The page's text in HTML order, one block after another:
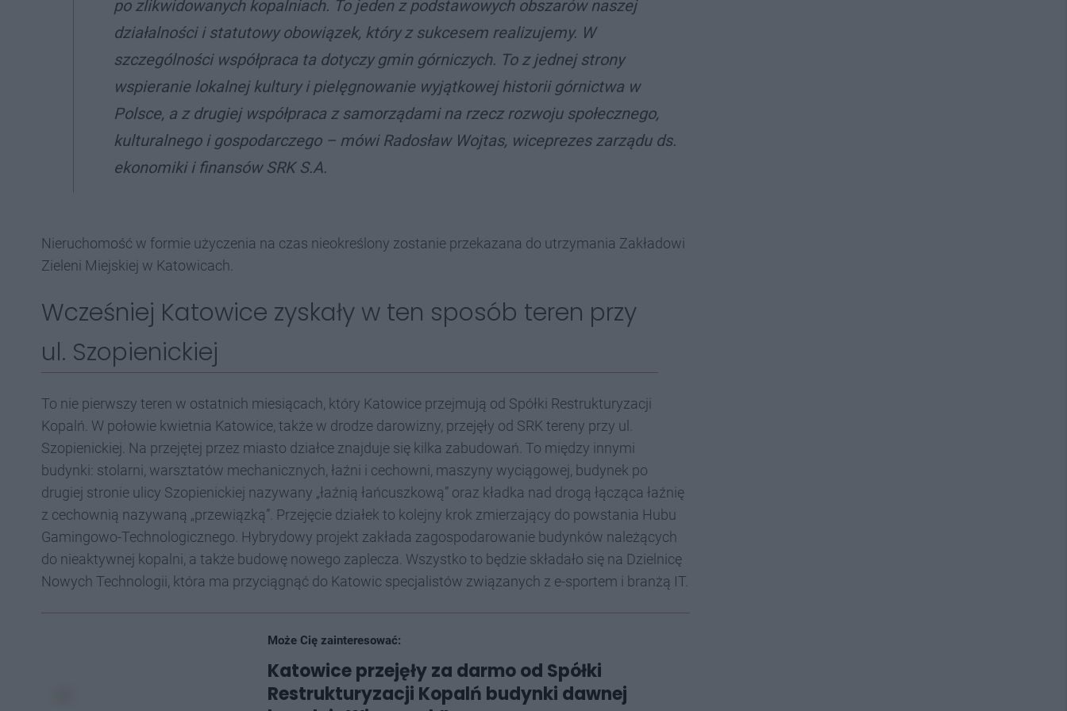
po zlikwidowanych kopalniach. To jeden z podstawowych obszarów naszej
działalności i statutowy obowiązek, który z sukcesem realizujemy. W
szczególności współpraca ta dotyczy gmin górniczych. To z jednej strony
wspieranie lokalnej kultury i pielęgnowanie wyjątkowej historii górnictwa w
Polsce, a z drugiej współpraca z samorządami na rzecz rozwoju społecznego,
kulturalnego i gospodarczego– mówi Radosław Wojtas, wiceprezes zarządu ds.
ekonomiki i finansów SRK S.A.
Nieruchomość w formie użyczenia na czas nieokreślony zostanie przekazana do utrzymania Zakładowi
Zieleni Miejskiej w Katowicach.
Wcześniej Katowice zyskały w ten sposób teren przy
ul. Szopienickiej
To nie pierwszy teren w ostatnich miesiącach, który Katowice przejmują od Spółki Restrukturyzacji
Kopalń. W połowie kwietnia Katowice, także w drodze darowizny, przejęły od SRK tereny przy ul.
Szopienickiej. Na przejętej przez miasto działce znajduje się kilka zabudowań. To między innymi
budynki: stolarni, warsztatów mechanicznych, łaźni i cechowni, maszyny wyciągowej, budynek po
drugiej stronie ulicy Szopienickiej nazywany „łaźnią łańcuszkową” oraz kładka nad drogą łącząca łaźnię
z cechownią nazywaną „przewiązką”. Przejęcie działek to kolejny krok zmierzający do powstania Hubu
Gamingowo-Technologicznego. Hybrydowy projekt zakłada zagospodarowanie budynków należących
do nieaktywnej kopalni, a także budowę nowego zaplecza. Wszystko to będzie składało się na Dzielnicę
Nowych Technologii, która ma przyciągnąć do Katowic specjalistów związanych z e-sportem i branżą IT.
Może Cię zainteresować:
Katowice przejęły za darmo od Spółki
Restrukturyzacji Kopalń budynki dawnej